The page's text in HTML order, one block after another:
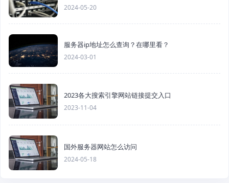
2024-05-20
服务器ip地址怎么查询？在哪里看？
2024-03-01
2023各大搜索引擎网站链接提交入口
2023-11-04
国外服务器网站怎么访问
2024-05-18